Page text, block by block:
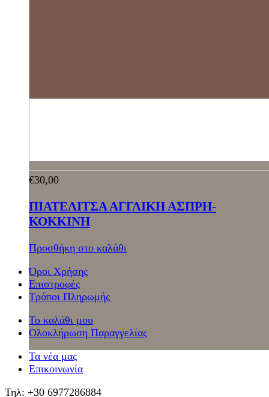
€30,00
ΠΙΑΤΕΛΙΤΣΑ ΑΓΓΛΙΚΗ ΑΣΠΡΗ-
ΚΟΚΚΙΝΗ
Προσθήκη στο καλάθι
Όροι Χρήσης
Επιστροφές
Τρόποι Πληρωμής
Το καλάθι μου
Ολοκλήρωση Παραγγελίας
Τα νέα μας
Επικοινωνία
Τηλ: +30 6977286884